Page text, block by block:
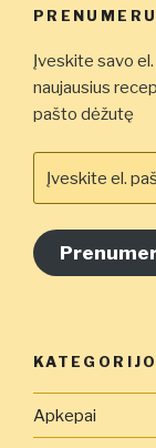
Įveskite savo
naujausius
pašto dėžutę
el.
adresą
čia
Apkepai